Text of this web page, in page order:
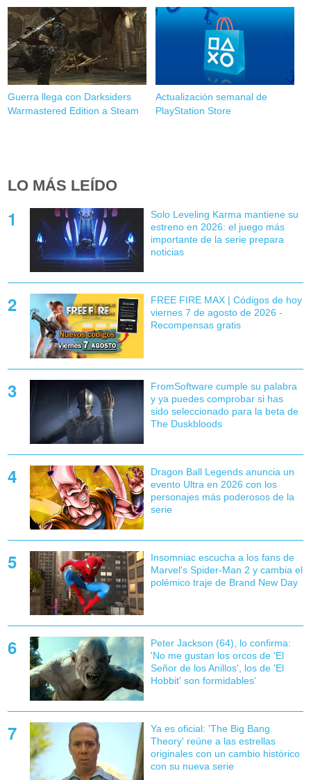
Guerra llega con Darksiders
Warmastered Edition a Steam
Actualización semanal de
PlayStation Store
LO MÁS LEÍDO
Solo Leveling Karma mantiene su
estreno en 2026: el juego más
importante de la serie prepara
noticias
FREE FIRE MAX | Códigos de hoy
viernes 7 de agosto de 2026 -
Recompensas gratis
FromSoftware cumple su palabra
y ya puedes comprobar si has
sido seleccionado para la beta de
The Duskbloods
Dragon Ball Legends anuncia un
evento Ultra en 2026 con los
personajes más poderosos de la
serie
Insomniac escucha a los fans de
Marvel's Spider-Man 2 y cambia el
polémico traje de Brand New Day
Peter Jackson (64), lo confirma:
'No me gustan los orcos de 'El
Señor de los Anillos', los de 'El
Hobbit' son formidables'
Ya es oficial: 'The Big Bang
Theory' reúne a las estrellas
originales con un cambio histórico
con su nueva serie